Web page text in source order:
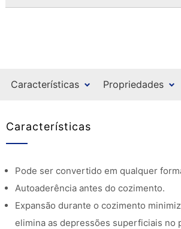
Características Propriedades
Características
Pode ser convertido em qualquer
Autoaderência antes do cozimento.
Expansão durante o cozimento
elimina as depressões superficiais no